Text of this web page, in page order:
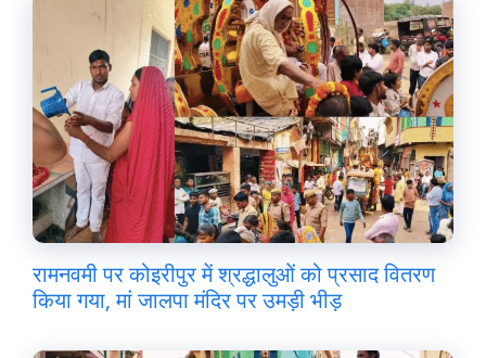
रामनवमी पर कोइरीपुर में श्रद्धालुओं को प्रसाद वितरण
किया गया, मां जालपा मंदिर पर उमड़ी भीड़